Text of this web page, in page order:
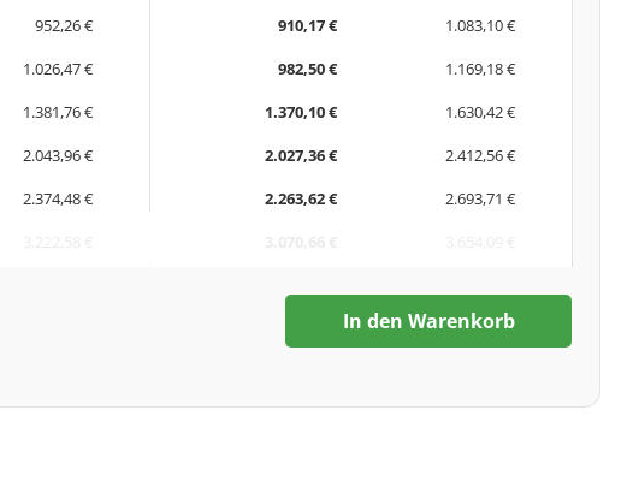
952,26 € 910,17 €
1.083,10 €
1.026,47 € 982,50 €
1.169,18 €
1.381,76 € 1.370,10 €
1.630,42 €
2.043,96 € 2.027,36 €
2.412,56 €
2.374,48 € 2.263,62 €
2.693,71 €
In den Warenkorb